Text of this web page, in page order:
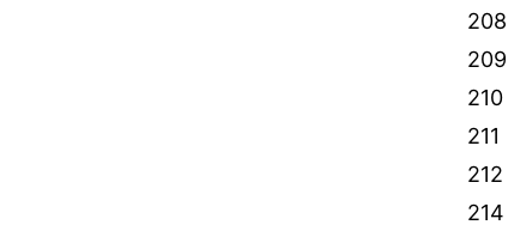
208
209
210
211
212
214